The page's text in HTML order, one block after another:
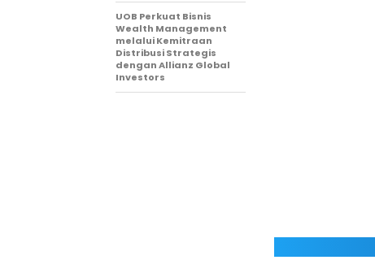
UOB Perkuat Bisnis
Wealth Management
melalui Kemitraan
Distribusi Strategis
dengan Allianz Global
Investors